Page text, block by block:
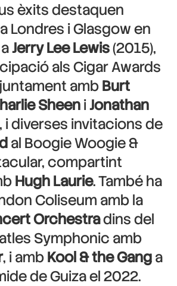
èxits destaquen
Londres i Glasgow en
Jerry Lee Lewis(2015),
als Cigar Awards
ambBurt
SheeniJonathan
i diverses invitacions de
al Boogie Woogie &
compartint
Hugh Laurie. També ha
Coliseum amb la
Orchestradins del
Symphonic amb
, i ambKool & the Ganga
de Guiza el 2022.